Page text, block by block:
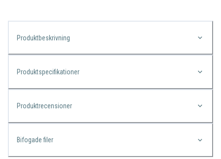
Produktbeskrivning
Produktspecifikationer
Produktrecensioner
Bifogade filer